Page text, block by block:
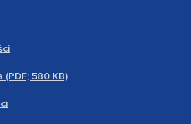
(PDF; 580 KB)